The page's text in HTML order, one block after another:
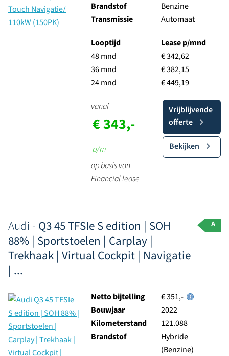
Brandstof
Benzine
Transmissie
Automaat
Looptijd
48 mnd
36 mnd
24 mnd
Lease p/mnd
€ 342,62
€ 382,15
€ 449,19
vanaf
€ 343,-
p/m
op basis van
Financial lease
Vrijblijvende
offerte
Bekijken
Audi - Q3 45 TFSIe S edition | SOH
88% | Sportstoelen | Carplay |
Trekhaak | Virtual Cockpit | Navigatie
| ...
A
Netto bijtelling
€ 351,-
Bouwjaar
2022
Kilometerstand
121.088
Brandstof
Hybride
(Benzine)